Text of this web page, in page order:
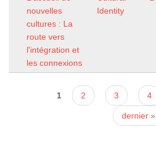
nouvelles
cultures : La
route vers
l'intégration et
les connexions
Identity
1 2 3 4
dernier »